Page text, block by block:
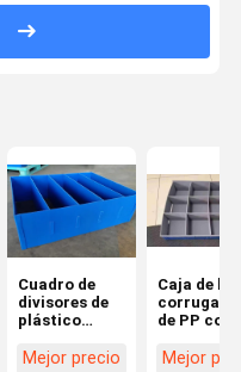
Cuadro de
divisores de
plástico
divisores de
Mejor precio
Caja de
de PP
de plástico
Mejor